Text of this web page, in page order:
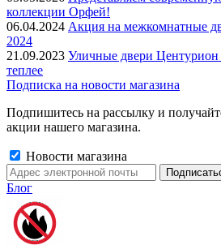
коллекции Орфей!
06.04.2024 Акция на межкомнатные
2024
21.09.2023 Уличные двери Центурион
теплее
Подписка на новости магазина
Подпишитесь на рассылку и
акции нашего магазина.
Новости магазина
Блог